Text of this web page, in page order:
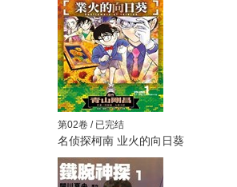
第02卷 / 已完结
名侦探柯南 业火的向日葵